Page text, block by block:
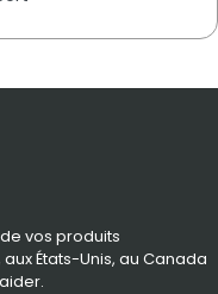
vos produits
États-Unis, au Canada